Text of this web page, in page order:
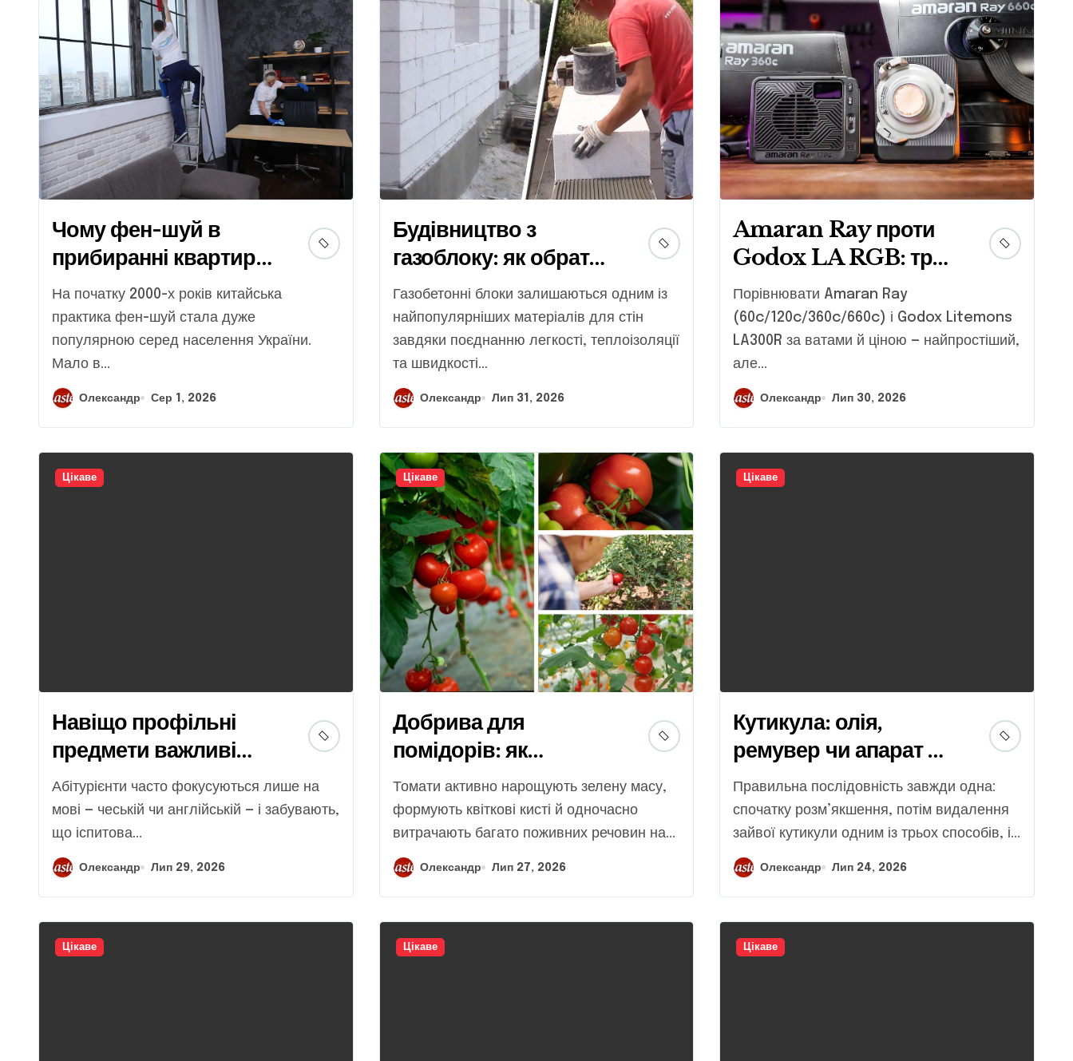
Чому фен-шуй в
прибиранні квартир
не працює?
На початку 2000-х років китайська
практика фен-шуй стала дуже
популярною серед населення України.
Мало в...
Олександр Сер 1, 2026
Будівництво з
газоблоку: як обрати
клей для стін і
кріплення
гіпсокартону
Газобетонні блоки залишаються одним із
найпопулярніших матеріалів для стін
завдяки поєднанню легкості, теплоізоляції
та швидкості...
Олександр Лип 31, 2026
Amaran Ray проти
Godox LA RGB: три
цифри, які Godox не
показує в
специфікаціях
Порівнювати Amaran Ray
(60c/120c/360c/660c) і Godox Litemons
LA300R за ватами й ціною — найпростіший,
але...
Олександр Лип 30, 2026
Цікаве
Навіщо профільні
предмети важливі
для вступу в чеський
університет
Абітурієнти часто фокусуються лише на
мові — чеській чи англійській — і забувають,
що іспитова...
Олександр Лип 29, 2026
Цікаве
Добрива для
помідорів: як
підживлювати томати
для щедрого врожаю
Томати активно нарощують зелену масу,
формують квіткові кисті й одночасно
витрачають багато поживних речовин на...
Олександр Лип 27, 2026
Цікаве
Кутикула: олія,
ремувер чи апарат —
що обрати
Правильна послідовність завжди одна:
спочатку розм’якшення, потім видалення
зайвої кутикули одним із трьох способів, і...
Олександр Лип 24, 2026
Цікаве Цікаве Цікаве